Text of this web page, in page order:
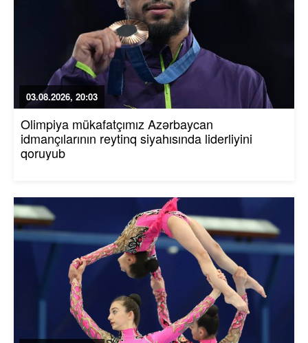
03.08.2026, 20:03
Olimpiya mükafatçımız Azərbaycan
idmançılarının reytinq siyahısında liderliyini
qoruyub